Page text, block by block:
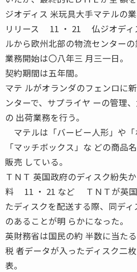
ジオディス 米玩具大手マテルの
リリース 11 ・ 21 仏ジオディ
ルから欧州北部の物流センターの
業務開始は〇八年三 月三一日。
契約期間は五年間。
マテ ルがオランダのフェンロに
ンターで、サプライヤ ーの管理
の 出荷業務を行う。
マテルは「バービー人形」や「
「マッチボックス」な どの商品
販売 している。
ＴＮＴ 英国政府のディスク紛失
料 11 ・ 21 など ＴＮＴが英国
たディスクを配送する際、同デ
のあることが明 らかになった。
英財務省は国民の約 半数に当た
税 者データが入ったディスク二
表。